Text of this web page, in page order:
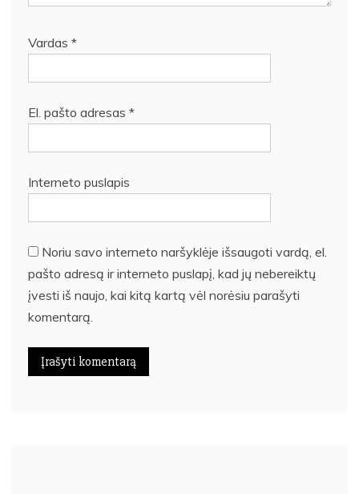
Vardas *
El. pašto adresas *
Interneto puslapis
Noriu savo interneto naršyklėje išsaugoti vardą, el.
pašto adresą ir interneto puslapį, kad jų nebereiktų
įvesti iš naujo, kai kitą kartą vėl norėsiu parašyti
komentarą.